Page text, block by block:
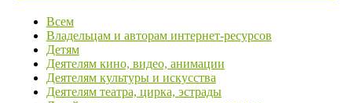
Всем
Владельцам и авторам интернет-ресурсов
Детям
Деятелям кино, видео, анимации
Деятелям культуры и искусства
Деятелям театра, цирка, эстрады